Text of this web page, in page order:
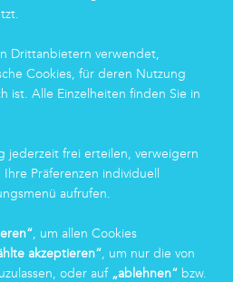
Drittanbietern verwendet,
Cookies, für deren Nutzung
ist. Alle Einzelheiten finden Sie in
jederzeit frei erteilen, verweigern
Präferenzen individuell
aufrufen.
, um allen Cookies
akzeptieren“, um nur die von
oder auf „ablehnen“ bzw.